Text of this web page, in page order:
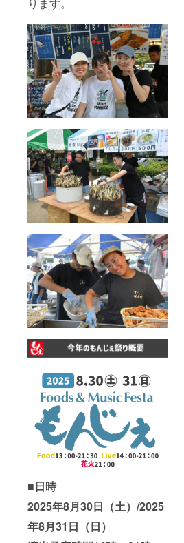
■日時
2025年8月30日（土）/2025
年8月31日（日）